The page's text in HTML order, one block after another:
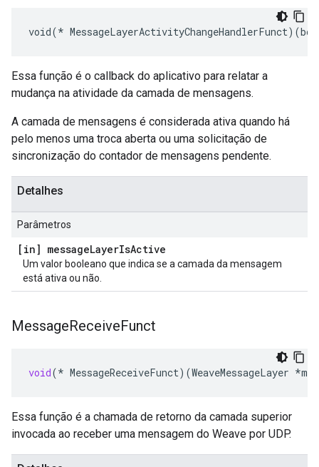
void(*
Essa função é o callback do aplicativo para relatar a
mudança na atividade da camada de mensagens.
A camada de mensagens é considerada ativa quando há
pelo menos uma troca aberta ou uma solicitação de
sincronização do contador de mensagens pendente.
Detalhes
Parâmetros
[in] messageLayerIsActive
Um valor booleano que indica se a camada da mensagem
está ativa ou não.
MessageReceiveFunct
void(* MessageReceiveFunct)(WeaveMessageLayer *
Essa função é a chamada de retorno da camada superior
invocada ao receber uma mensagem do Weave por UDP.